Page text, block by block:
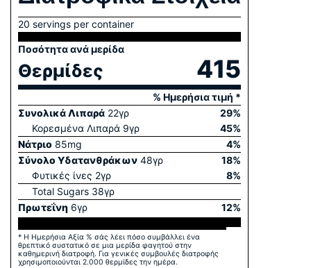
20 servings per container
Ποσότητα ανά μερίδα
Θερμίδες 415
% Ημερήσια τιμή *
Συνολικά Λιπαρά 22γρ 29%
Κορεσμένα Λιπαρά 9γρ 45%
Νάτριο 85mg 4%
Σύνολο Yδατανθράκων 48γρ 18%
Φυτικές ίνες 2γρ 8%
Total Sugars 38γρ
Πρωτεΐνη 6γρ 12%
* Η Ημερήσια Αξία % σάς λέει πόσο συμβάλλει ένα
θρεπτικό συστατικό σε μια μερίδα φαγητού στην
καθημερινή διατροφή. Για γενικές συμβουλές διατροφής
χρησιμοποιούνται 2.000 θερμίδες την ημέρα.